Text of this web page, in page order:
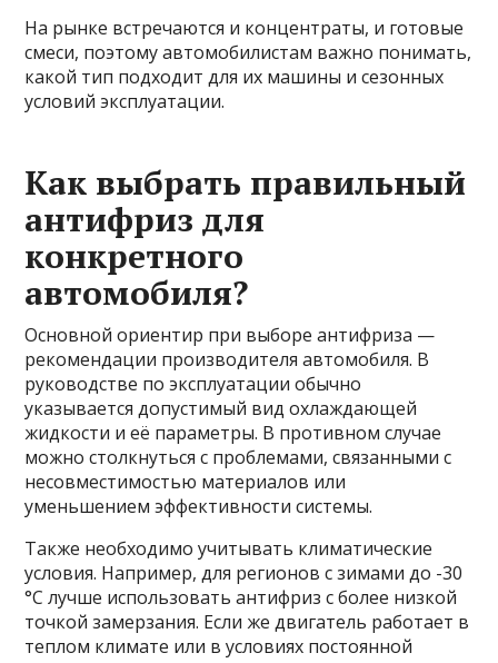
На рынке встречаются и концентраты, и готовые
смеси, поэтому автомобилистам важно понимать,
какой тип подходит для их машины и сезонных
условий эксплуатации.
Как выбрать правильный
антифриз для
конкретного
автомобиля?
Основной ориентир при выборе антифриза —
рекомендации производителя автомобиля. В
руководстве по эксплуатации обычно
указывается допустимый вид охлаждающей
жидкости и её параметры. В противном случае
можно столкнуться с проблемами, связанными с
несовместимостью материалов или
уменьшением эффективности системы.
Также необходимо учитывать климатические
условия. Например, для регионов с зимами до -30
°C лучше использовать антифриз с более низкой
точкой замерзания. Если же двигатель работает в
теплом климате или в условиях постоянной